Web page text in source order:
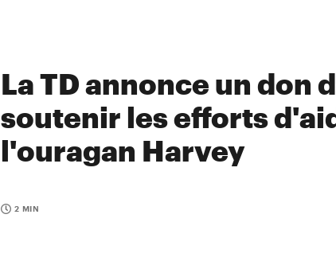
La TD annonce un don
soutenir les efforts
l'ouragan Harvey
2 MIN